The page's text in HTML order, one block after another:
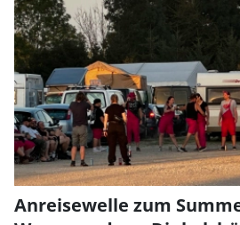
Anreisewelle zum